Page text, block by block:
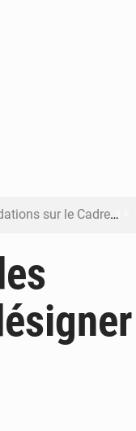
budgétaire 2027-2029
alimentaire
en faveur de la jeunesse
forestiers non ligneux